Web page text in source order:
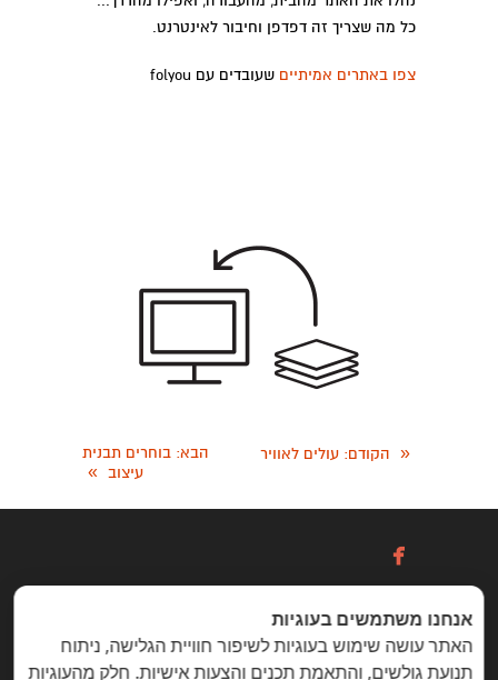
כל מה שצריך זה דפדפן וחיבור לאינטרנט.
צפו באתרים אמיתיים שעובדים עם folyou
« הקודם: עולים לאוויר הבא: בוחרים תבנית
עיצוב »

כניסה / הרשמה
אנחנו משתמשים בעוגיות
האתר עושה שימוש בעוגיות לשיפור חוויית הגלישה, ניתוח
תנועת גולשים, והתאמת תכנים והצעות אישיות. חלק מהעוגיות